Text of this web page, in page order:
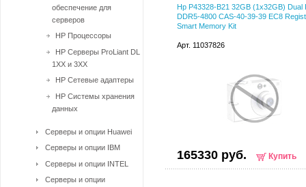
Hp P43328-B21 32GB (1x32GB) Dual
DDR5-4800 CAS-40-39-39 EC8
Smart Memory Kit
Арт. 11037826
165330 руб. Купить
обеспечение для
серверов
HP Процессоры
HP Серверы ProLiant DL
1XX и 3XX
HP Сетевые адаптеры
HP Системы хранения
данных
Серверы и опции Huawei
Серверы и опции IBM
Серверы и опции INTEL
Серверы и опции